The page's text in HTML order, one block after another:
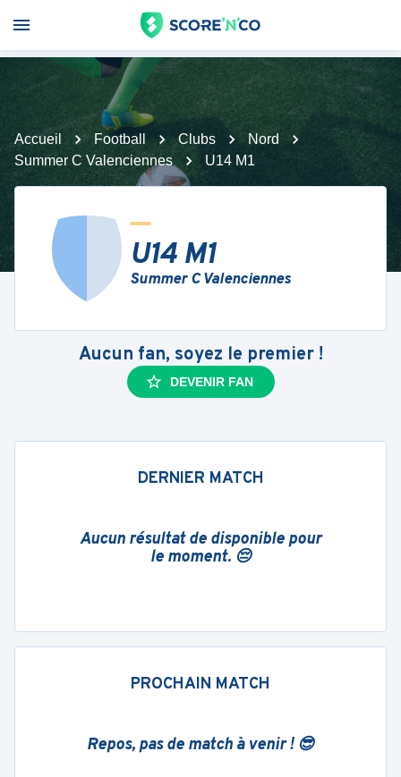
Accueil Football Clubs
Nord
Summer C Valenciennes
U14 M1
U14 M1
Summer C Valenciennes
Aucun fan, soyez le premier !
DEVENIR FAN
DERNIER MATCH
Aucun résultat de disponible pour
le moment. 😔
PROCHAIN MATCH
Repos, pas de match à venir ! 😎